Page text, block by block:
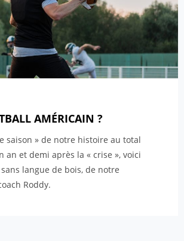
AMÉRICAIN ?
saison » de notre histoire au total
an et demi après la « crise », voici
langue de bois, de notre
Roddy.